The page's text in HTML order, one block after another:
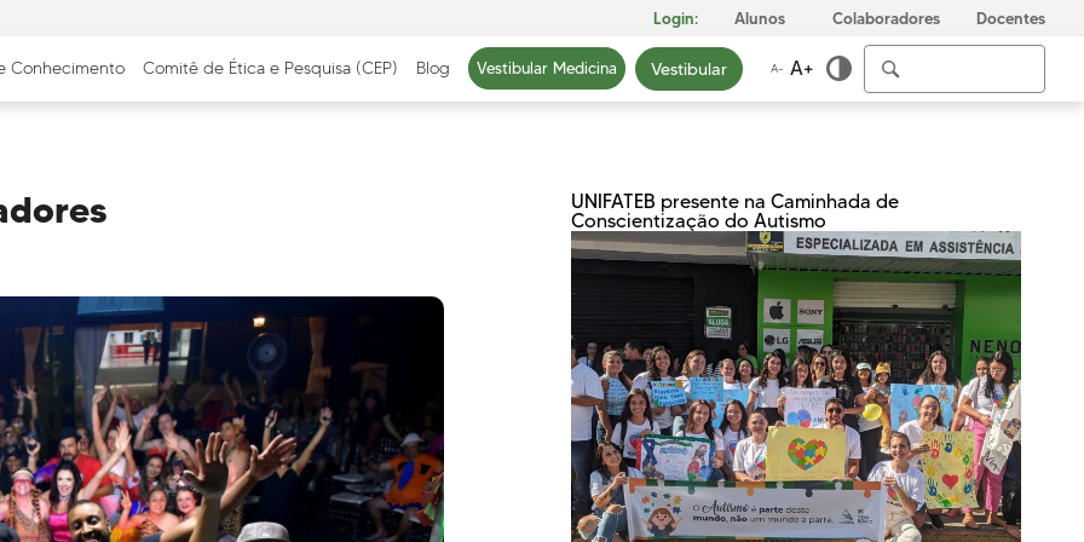
Login: Alunos Colaboradores Docentes
Conhecimento Comitê de Ética e Pesquisa (CEP) Blog Vestibular Medicina Vestibular A- A+
Cursos Presenciais
Cursos EAD
INFRAESTRUTURA
Conheça nosso Campus
Biblioteca
Centro Laboratorial
Professor Ivo Neitzel
Acessibilidade
Nossas Unidades
Revista Informando
PRIVACIDADE
Nossa Política de
Privacidade
Fale com o nosso DPO
UNIFATEB presente na Caminhada de
Conscientização do Autismo